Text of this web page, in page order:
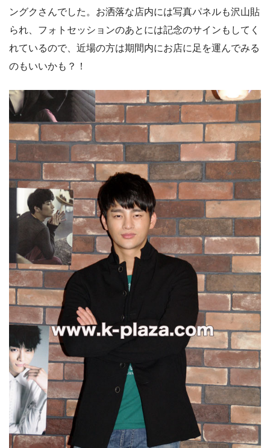
ングクさんでした。お洒落な店内には写真パネルも沢山貼
られ、フォトセッションのあとには記念のサインもしてく
れているので、近場の方は期間内にお店に足を運んでみる
のもいいかも？！